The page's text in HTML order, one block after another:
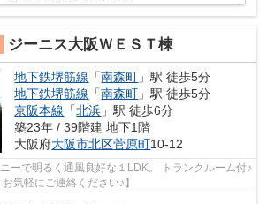
ジーニス大阪ＷＥＳＴ棟
地下鉄堺筋線 「南森町 」駅 徒歩5分
地下鉄堺筋線 「南森町 」駅 徒歩5分
京阪本線 「北浜 」駅 徒歩6分
築23年 / 39階建 地下1階
大阪府大阪市北区菅原町10-12
ーで明るく通風良好な１LDK。 トランクルーム付♪
気軽にご連絡ください♪】